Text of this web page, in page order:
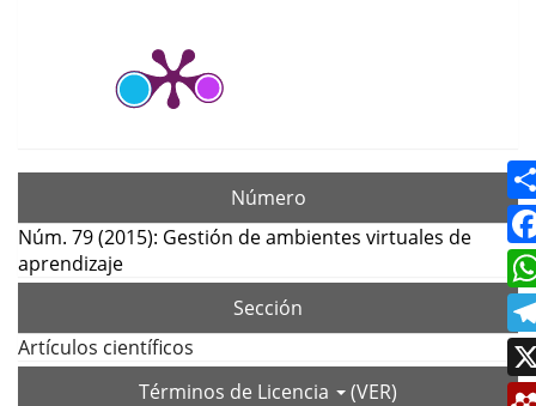
Número
Núm. 79 (2015): Gestión de ambientes virtuales de
aprendizaje
Sección
Artículos científicos
Términos de Licencia
(VER)